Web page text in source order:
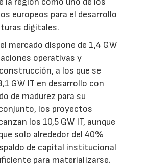
europeos para el desarrollo
digitales.
mercado dispone de 1,4 GW
operativas y
a los que se
GW IT en desarrollo con
de madurez para su
los proyectos
los 10,5 GW IT, aunque
solo alrededor del 40%
de capital institucional
para materializarse.